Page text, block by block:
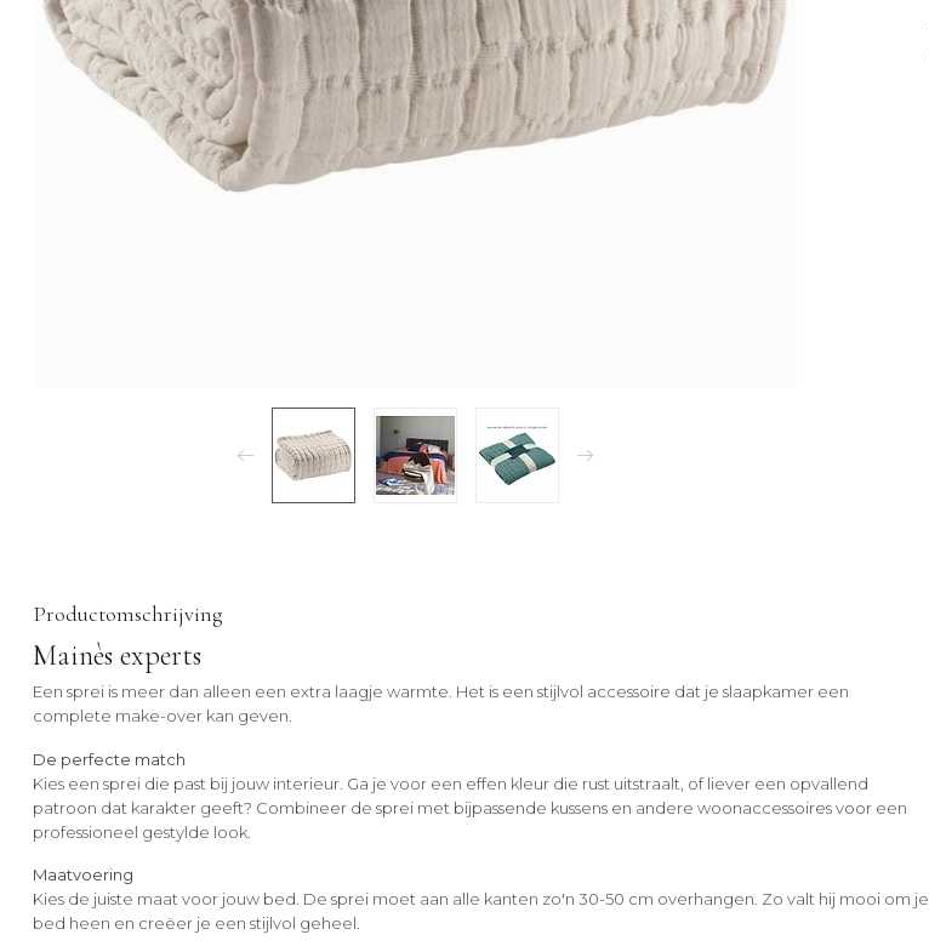
Productomschrijving
Mainès experts
Een sprei is meer dan alleen een extra laagje warmte. Het is een stijlvol accessoire dat je slaapkamer een
complete make-over kan geven.
De perfecte match
Kies een sprei die past bij jouw interieur. Ga je voor een effen kleur die rust uitstraalt, of liever een opvallend
patroon dat karakter geeft? Combineer de sprei met bijpassende kussens en andere woonaccessoires voor een
professioneel gestylde look.
Maatvoering
Kies de juiste maat voor jouw bed. De sprei moet aan alle kanten zo'n 30-50 cm overhangen. Zo valt hij mooi om je
bed heen en creëer je een stijlvol geheel.